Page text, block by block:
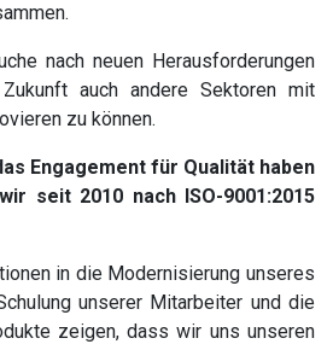
nach neuen Herausforderungen
auch andere Sektoren mit
zu können.
Engagement für Qualität haben
seit 2010 nach ISO-9001:2015
in die Modernisierung unseres
unserer Mitarbeiter und die
zeigen, dass wir uns unseren